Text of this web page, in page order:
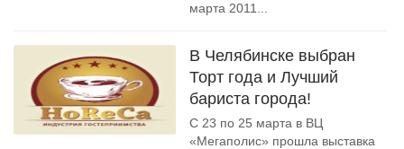
марта 2011...
В Челябинске выбран
Торт года и Лучший
бариста города!
С 23 по 25 марта в ВЦ
«Мегаполис» прошла выставка